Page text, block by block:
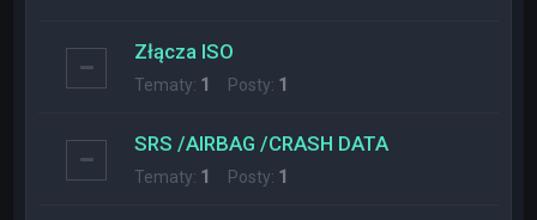
Złącza ISO
Tematy: 1 Posty: 1
SRS /AIRBAG /CRASH DATA
Tematy: 1 Posty: 1